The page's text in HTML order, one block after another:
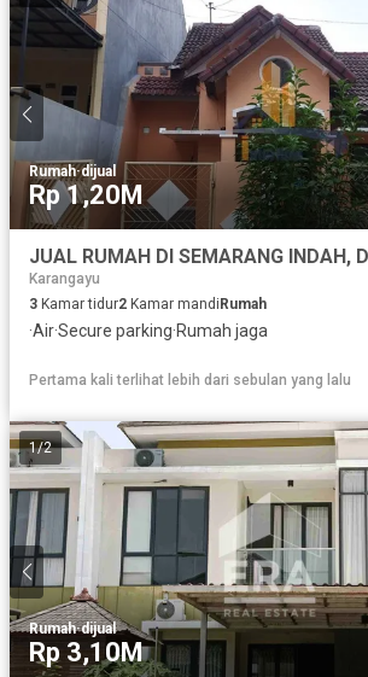
Rumah·dijual
Rp 1,20M
Karangayu
3 Kamar tidur2 Kamar mandi Rumah
·Air·Secure parking·Rumah jaga
Pertama kali terlihat lebih dari sebulan yang lalu
1/2
Rumah·dijual
Rp 3,10M